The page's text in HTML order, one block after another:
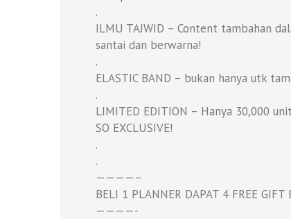
.
ILMU TAJWID – Content tambahan
santai dan berwarna!
.
ELASTIC BAND – bukan hanya utk
.
LIMITED EDITION – Hanya 30,000
SO EXCLUSIVE!
.
.
————–
BELI 1 PLANNER DAPAT 4 FREE GIFT
————-